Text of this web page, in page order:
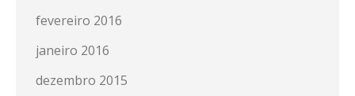
fevereiro 2016
janeiro 2016
dezembro 2015